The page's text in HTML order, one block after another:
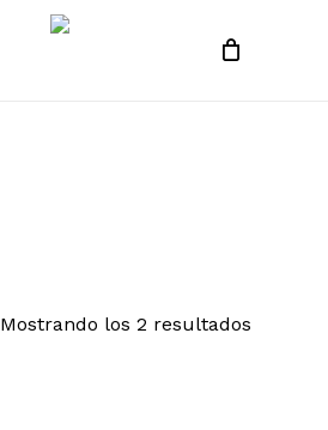
Mostrando los 2 resultados